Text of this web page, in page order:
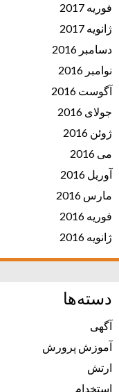
فوریه 2017
ژانویه 2017
دسامبر 2016
نوامبر 2016
آگوست 2016
جولای 2016
ژوئن 2016
می 2016
آوریل 2016
مارس 2016
فوریه 2016
ژانویه 2016
دسته‌ها
آگهی
آموزش پرورش
ارتش
استخدام